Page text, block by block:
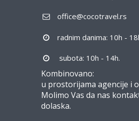
office@cocotravel.rs
radnim danima: 10h -
subota: 10h - 14h.
Kombinovano:
u prostorijama agencije i
Molimo Vas da nas
dolaska.